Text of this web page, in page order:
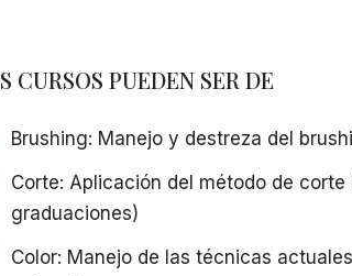
CURSOS PUEDEN SER DE
Brushing: Manejo y destreza del
Corte: Aplicación del método de
graduaciones)
Color: Manejo de las técnicas